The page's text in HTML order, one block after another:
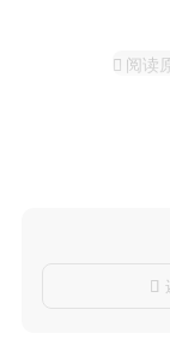
 阅读
